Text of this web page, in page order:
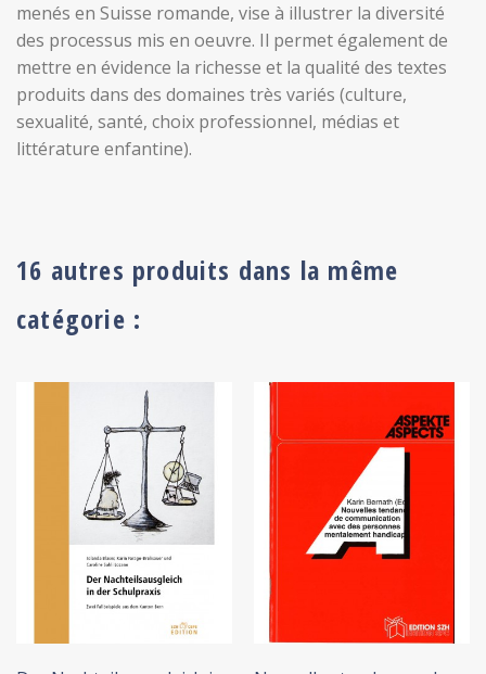
menés en Suisse romande, vise à illustrer la diversité
des processus mis en oeuvre. Il permet également de
mettre en évidence la richesse et la qualité des textes
produits dans des domaines très variés (culture,
sexualité, santé, choix professionnel, médias et
littérature enfantine).
16 autres produits dans la même
catégorie :